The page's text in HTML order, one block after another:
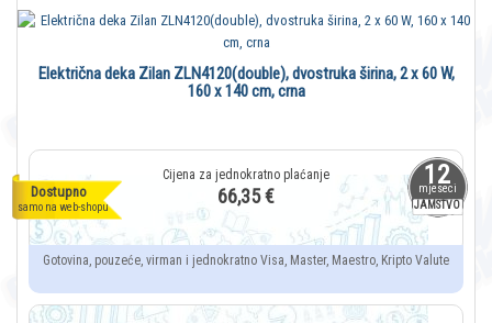
12
mjeseci
JAMSTVO
Dostupno
samo na web-shopu
Električna deka Zilan ZLN4120(double), dvostruka širina, 2 x 60 W,
160 x 140 cm, crna
66,35 €
Gotovina, pouzeće, virman i jednokratno Visa, Master, Maestro, Kripto Valute